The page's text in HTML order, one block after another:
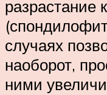
разрастание
случаях
наоборот,
ними